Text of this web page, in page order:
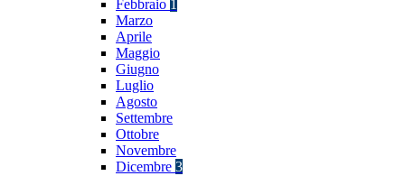
Febbraio 1
Marzo
Aprile
Maggio
Giugno
Luglio
Agosto
Settembre
Ottobre
Novembre
Dicembre 3